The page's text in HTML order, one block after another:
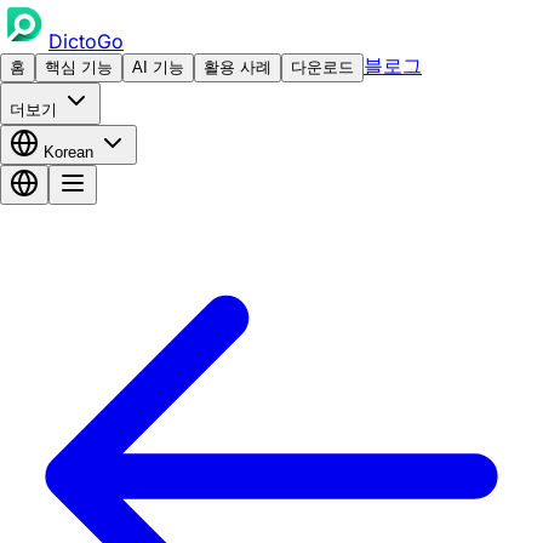
DictoGo
홈 핵심 기능 AI 기능 활용 사례 다운로드 블로그
더보기
Korean